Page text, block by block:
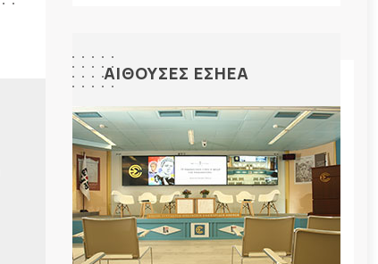
ΑΙΘΟΥΣΕΣ ΕΣΗΕΑ